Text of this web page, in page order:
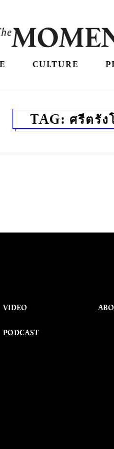
CULTURE
TAG: ศรีตรั
VIDEO
PODCAST